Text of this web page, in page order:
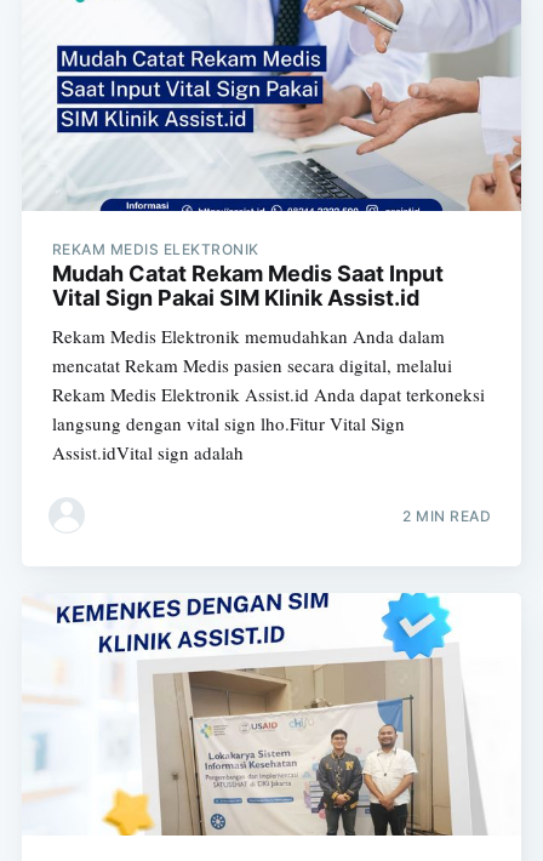
REKAM MEDIS ELEKTRONIK
Mudah Catat Rekam Medis Saat Input
Vital Sign Pakai SIM Klinik Assist.id
Rekam Medis Elektronik memudahkan Anda dalam
mencatat Rekam Medis pasien secara digital, melalui
Rekam Medis Elektronik Assist.id Anda dapat terkoneksi
langsung dengan vital sign lho.Fitur Vital Sign
Assist.idVital sign adalah
2 MIN READ